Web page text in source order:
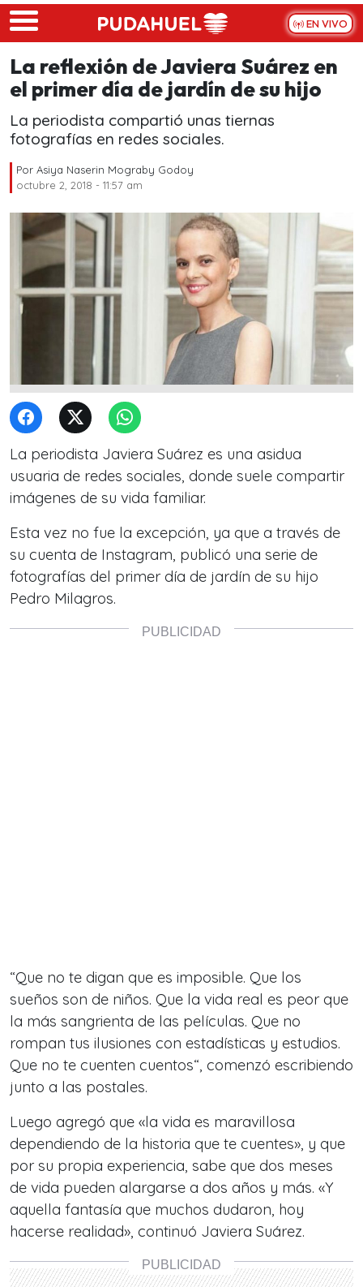
Skip to main content
EN VIVO
La reflexión de Javiera Suárez en
el primer día de jardín de su hijo
La periodista compartió unas tiernas
fotografías en redes sociales.
Por Asiya Naserin Mograby Godoy
octubre 2, 2018 - 11:57 am
La periodista Javiera Suárez es una asidua
usuaria de redes sociales, donde suele compartir
imágenes de su vida familiar.
Esta vez no fue la excepción, ya que a través de
su cuenta de Instagram, publicó una serie de
fotografías del primer día de jardín de su hijo
Pedro Milagros.
“Que no te digan que es imposible. Que los
sueños son de niños. Que la vida real es peor que
la más sangrienta de las películas. Que no
rompan tus ilusiones con estadísticas y estudios.
Que no te cuenten cuentos“, comenzó escribiendo
junto a las postales.
Luego agregó que «la vida es maravillosa
dependiendo de la historia que te cuentes», y que
por su propia experiencia, sabe que dos meses
de vida pueden alargarse a dos años y más. «Y
aquella fantasía que muchos dudaron, hoy
hacerse realidad», continuó Javiera Suárez.